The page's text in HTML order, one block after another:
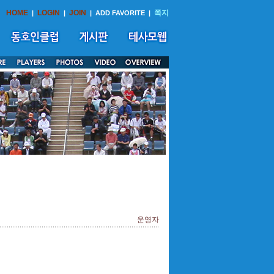
HOME | LOGIN | JOIN | ADD FAVORITE | 쪽지
운영자